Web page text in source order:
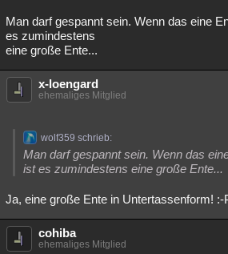
Man darf gespannt sein. Wenn das eine
es zumindestens
eine große Ente...
x-loengard
ehemaliges Mitglied
wolf359 schrieb:
Man darf gespannt sein. Wenn das
ist es zumindestens eine große Ente...
Ja, eine große Ente in Untertassenform! :-
cohiba
ehemaliges Mitglied